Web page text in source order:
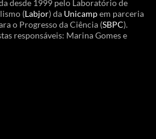
desde 1999 pelo Laboratório de
(Labjor) da Unicampem parceria
o Progresso da Ciência (SBPC).
responsáveis: Marina Gomes e